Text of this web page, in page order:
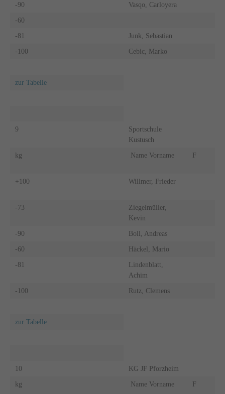
-90 Vasqo, Carloyera
-60
-81 Junk, Sebastian
-100 Cebic, Marko
zur Tabelle
9
Sportschule
Kustusch
kg Name Vorname F
+100 Willmer, Frieder
-73
Ziegelmüller,
Kevin
-90 Boll, Andreas
-60 Häckel, Mario
-81
Lindenblatt,
Achim
-100 Rutz, Clemens
zur Tabelle
10 KG JF Pforzheim
kg Name Vorname F